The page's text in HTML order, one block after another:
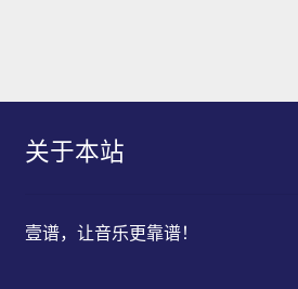
关于本站
壹谱，让音乐更靠谱！